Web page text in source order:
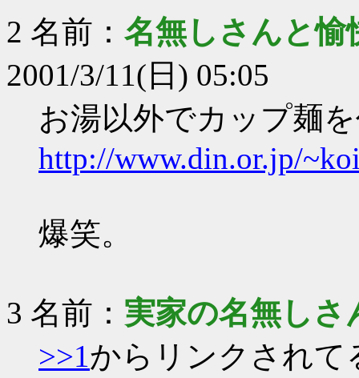
2 名前： 名無しさんと愉
2001/3/11(日) 05:05
お湯以外でカップ麺
http://www.din.or.jp/
爆笑。
3 名前： 実家の名無しさ
>>1からリンクされて